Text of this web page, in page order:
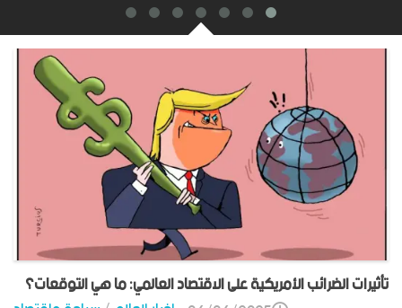
تأثيرات الضرائب الأمريكية على الاقتصاد العالمي: ما هي التوقعات؟